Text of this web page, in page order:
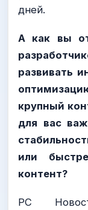
дней.
А как вы
развивать
крупный
для вас
или
контент?
PC